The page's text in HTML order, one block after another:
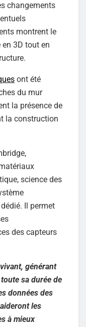
changements
montrent le
3D tout en
ont été
du mur
la présence de
la construction
science des
Il permet
des capteurs
générant
sa durée de
données des
les
à mieux